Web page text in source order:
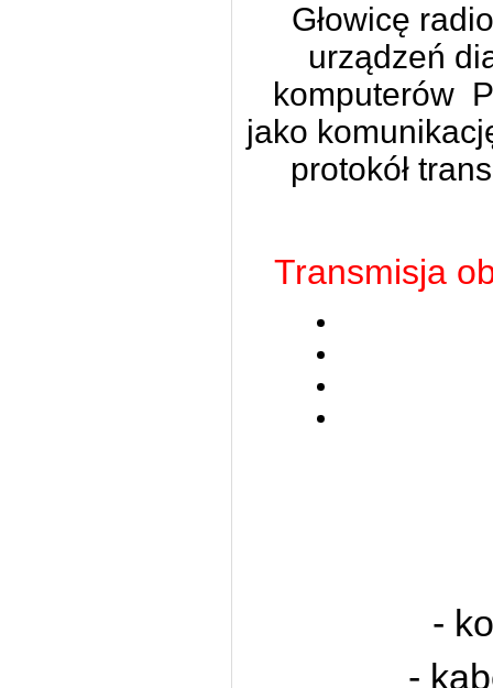
Głowicę
urządzeń
komputerów
jako
protokół
Transmisja
-
-